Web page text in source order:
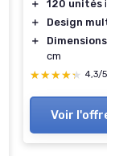
＋ 120 unités
＋
Design
＋
Dimensions
cm
★★★★★
★★★★★ 4,3/5
Voir l'offre